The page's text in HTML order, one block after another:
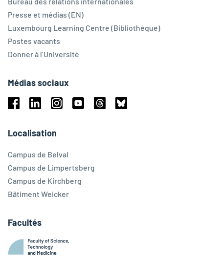
Presse et médias (EN)
Luxembourg Learning Centre (Bibliothèque)
Postes vacants
Donner à l’Université
Médias sociaux
Localisation
Campus de Belval
Campus de Limpertsberg
Campus de Kirchberg
Bâtiment Weicker
Facultés